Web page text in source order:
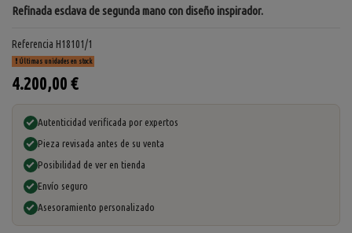
Refinada esclava de segunda mano con diseño inspirador.
Referencia H18101/1
Últimas unidades en stock
4.200,00 €
Autenticidad verificada por expertos
Pieza revisada antes de su venta
Posibilidad de ver en tienda
Envío seguro
Asesoramiento personalizado